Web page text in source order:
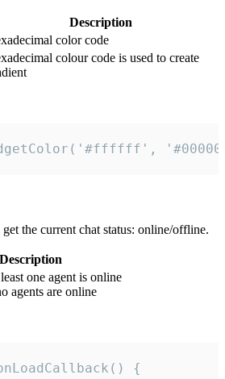
Description
color code
colour code is used to create
the current chat status: online/offline.
Description
one agent is online
agents are online
{